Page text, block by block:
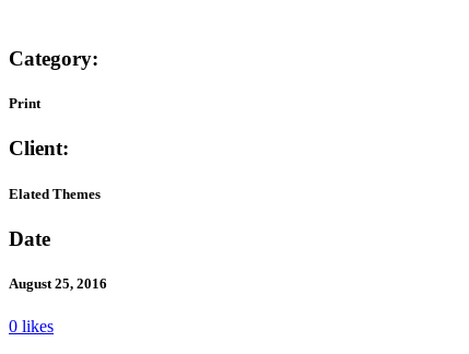
Category:
Print
Client:
Elated Themes
Date
August 25, 2016
0 likes